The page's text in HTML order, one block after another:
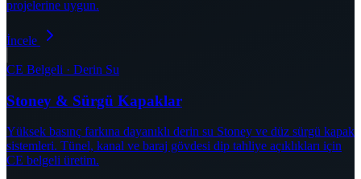
projelerine uygun.
İncele
CE Belgeli · Derin Su
Stoney & Sürgü Kapaklar
Yüksek basınç farkına dayanıklı derin su Stoney ve düz sürgü kapak
sistemleri. Tünel, kanal ve baraj gövdesi dip tahliye açıklıkları için
CE belgeli üretim.